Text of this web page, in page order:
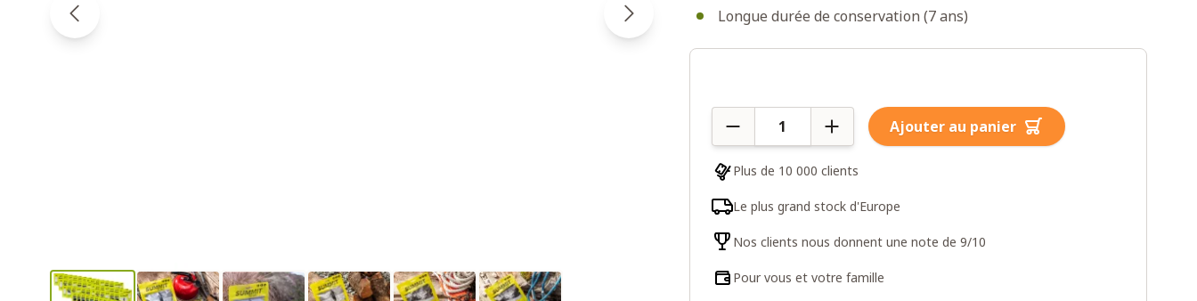
Longue durée de conservation (7 ans)
Ajouter au panier
Plus de 10 000 clients
Le plus grand stock d'Europe
Nos clients nous donnent une note de 9/10
Pour vous et votre famille